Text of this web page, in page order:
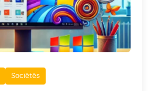
Sociétés